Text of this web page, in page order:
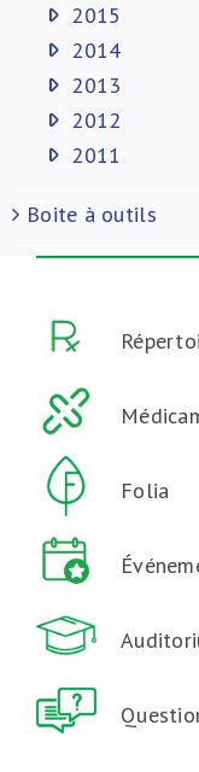
2015
2014
2013
2012
2011
Boite à outils
Folia